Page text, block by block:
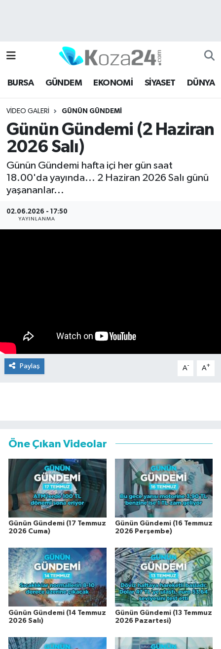
BURSA GÜNDEM EKONOMİ SİYASET DÜNYA
VIDEO GALERI GÜNÜN GÜNDEMI
Günün Gündemi (2 Haziran
2026 Salı)
Günün Gündemi hafta içi her gün saat
18.00'da yayında... 2 Haziran 2026 Salı günü
yaşananlar...
02.06.2026 - 17:50
YAYINLANMA
Paylaş A- A+
Öne Çıkan Videolar
Günün Gündemi (17 Temmuz
2026 Cuma)
Günün Gündemi (16 Temmuz
2026 Perşembe)
Günün Gündemi (14 Temmuz
2026 Salı)
Günün Gündemi (13 Temmuz
2026 Pazartesi)
Bursa Hava Durumu
Bursa Namaz Vakitleri
Bursa Trafik Yoğunluk Haritası
Süper Lig Puan Durumu ve Fikstür
Tüm Manşetler
Son Dakika Haberleri
Haber Arşivi